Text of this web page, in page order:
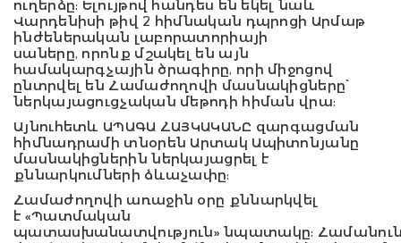
ուղերձը: Ելույթով հանդես են եկել նաև
Վարդենիսի թիվ 2 հիմնական դպրոցի Արմաթ
ինժեներական լաբորատորիայի
սաները, որոնք մշակել են այն
համակարգչային ծրագիրը, որի միջոցով
ընտրվել են Համաժողովի մասնակիցները՝
ներկայացուցչական մեթոդի հիման վրա:
Այնուհետև ԱՊԱԳԱ ՀԱՅԿԱԿԱՆԸ զարգացման
հիմնադրամի տնօրեն Արտակ Ապիտոնյանը
մասնակիցներին ներկայացրել է
քննարկումների ձևաչափը:
Համաժողովի առաջին օրը քննարկվել
է «Պատմական
պատասխանատվություն»նպատակը: